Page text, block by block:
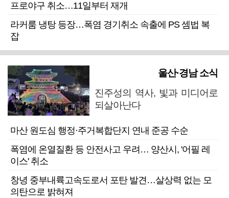
프로야구 취소…11일부터 재개
라커룸 냉탕 등장…폭염 경기취소 속출에 PS 셈법 복
잡
울산·경남 소식
진주성의 역사, 빛과 미디어로
되살아난다
마산 원도심 행정·주거복합단지 연내 준공 수순
폭염에 온열질환 등 안전사고 우려… 양산시, '어필 레
이스' 취소
창녕 중부내륙고속도로서 포탄 발견…살상력 없는 모
의탄으로 밝혀져